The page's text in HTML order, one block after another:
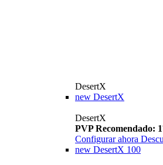
DesertX
new DesertX
DesertX
PVP Recomendado:
Configurar ahora
new DesertX 100